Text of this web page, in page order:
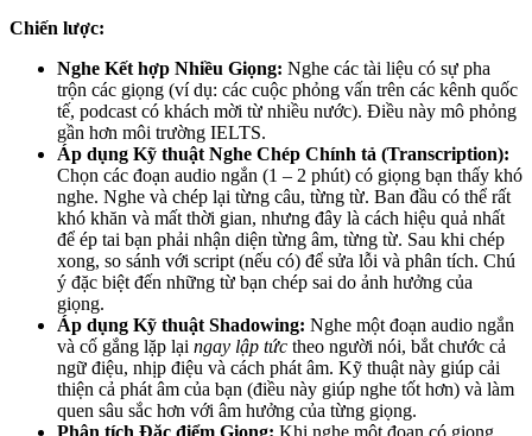
Chiến lược:
Nghe Kết hợp Nhiều Giọng: Nghe các tài liệu có sự pha
trộn các giọng (ví dụ: các cuộc phỏng vấn trên các kênh quốc
tế, podcast có khách mời từ nhiều nước). Điều này mô phỏng
gần hơn môi trường IELTS.
Áp dụng Kỹ thuật Nghe Chép Chính tả (Transcription):
Chọn các đoạn audio ngắn (1 – 2 phút) có giọng bạn thấy khó
nghe. Nghe và chép lại từng câu, từng từ. Ban đầu có thể rất
khó khăn và mất thời gian, nhưng đây là cách hiệu quả nhất
để ép tai bạn phải nhận diện từng âm, từng từ. Sau khi chép
xong, so sánh với script (nếu có) để sửa lỗi và phân tích. Chú
ý đặc biệt đến những từ bạn chép sai do ảnh hưởng của
giọng.
Áp dụng Kỹ thuật Shadowing: Nghe một đoạn audio ngắn
và cố gắng lặp lại ngay lập tức theo người nói, bắt chước cả
ngữ điệu, nhịp điệu và cách phát âm. Kỹ thuật này giúp cải
thiện cả phát âm của bạn (điều này giúp nghe tốt hơn) và làm
quen sâu sắc hơn với âm hưởng của từng giọng.